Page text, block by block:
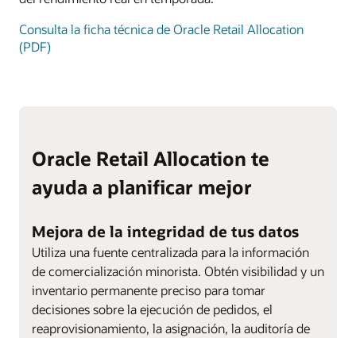
Consulta la ficha técnica de Oracle Retail Allocation
(PDF)
Oracle Retail Allocation te
ayuda a planificar mejor
Mejora de la integridad de tus datos
Utiliza una fuente centralizada para la información
de comercialización minorista. Obtén visibilidad y un
inventario permanente preciso para tomar
decisiones sobre la ejecución de pedidos, el
reaprovisionamiento, la asignación, la auditoría de